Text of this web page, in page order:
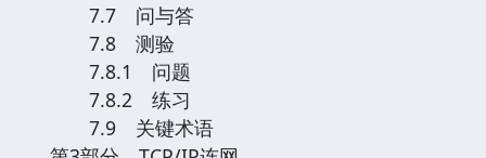
7.7 问与答
7.8 测验
7.8.1 问题
7.8.2 练习
7.9 关键术语